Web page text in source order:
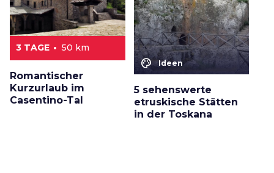
3 TAGE 50 km
Romantischer
Kurzurlaub im
Casentino-Tal
color_lens Ideen
5 sehenswerte
etruskische Stätten
in der Toskana